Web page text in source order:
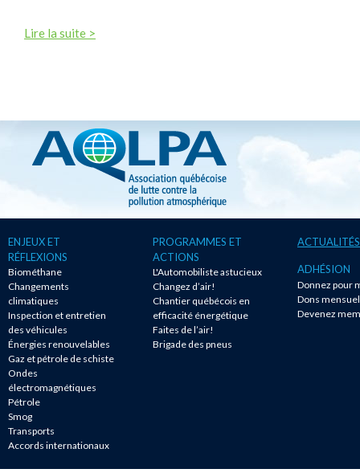
Lire la suite >
ENJEUX ET
RÉFLEXIONS
Biométhane
Changements
climatiques
Inspection et entretien
des véhicules
Énergies renouvelables
Gaz et pétrole de schiste
Ondes
électromagnétiques
Pétrole
Smog
Transports
Accords internationaux
PROGRAMMES ET
ACTIONS
L'Automobiliste astucieux
Changez d’air!
Chantier québécois en
efficacité énergétique
Faites de l’air!
Brigade des pneus
ACTUALITÉS
ADHÉSION
Donnez pour
Dons
Devenez